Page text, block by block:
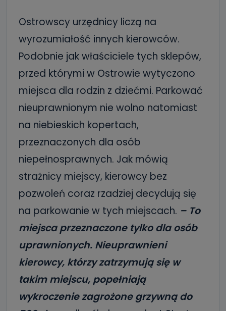
Ostrowscy urzędnicy liczą na
wyrozumiałość innych kierowców.
Podobnie jak właściciele tych sklepów,
przed którymi w Ostrowie wytyczono
miejsca dla rodzin z dziećmi. Parkować
nieuprawnionym nie wolno natomiast
na niebieskich kopertach,
przeznaczonych dla osób
niepełnosprawnych. Jak mówią
strażnicy miejscy, kierowcy bez
pozwoleń coraz rzadziej decydują się
na parkowanie w tych miejscach. – To
miejsca przeznaczone tylko dla osób
uprawnionych. Nieuprawnieni
kierowcy, którzy zatrzymują się w
takim miejscu, popełniają
wykroczenie zagrożone grzywną do